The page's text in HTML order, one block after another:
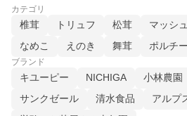
カテゴリ
椎茸 トリュフ 松茸 マッシ
なめこ
えのき 舞茸 ポルチ
ブランド
キユーピー NICHIGA 小林農園
サンクゼール
清水食品 アルプ